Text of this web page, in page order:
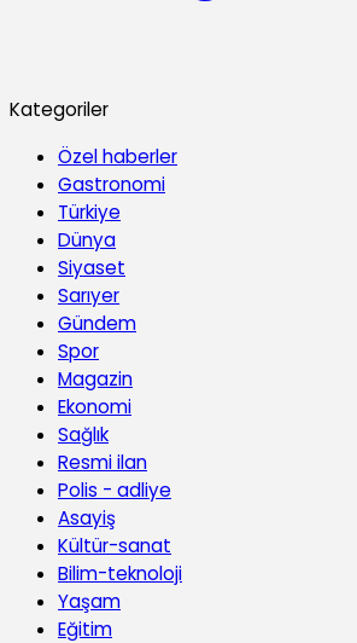
Kategoriler
Özel haberler
Gastronomi
Türkiye
Dünya
Siyaset
Sarıyer
Gündem
Spor
Magazin
Ekonomi
Sağlık
Resmi ilan
Polis - adliye
Asayiş
Kültür-sanat
Bilim-teknoloji
Yaşam
Eğitim